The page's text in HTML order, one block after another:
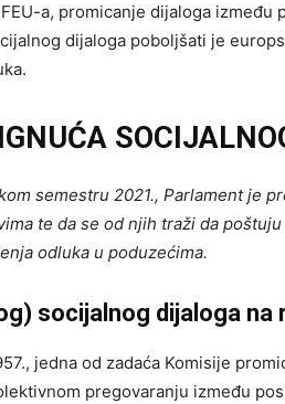
a, promicanje dijaloga
dijaloga poboljšati je
semestru 2021., Parlament je
te da se od njih traži da
odluka u poduzećima.
socijalnog dijaloga na
jedna od zadaća Komisije
pregovaranju između